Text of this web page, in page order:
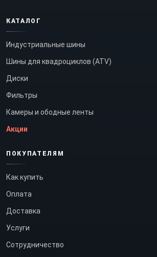
КАТАЛОГ
Индустриальные шины
Шины для квадроциклов (ATV)
Диски
Фильтры
Камеры и ободные ленты
Акции
ПОКУПАТЕЛЯМ
Как купить
Оплата
Доставка
Услуги
Сотрудничество